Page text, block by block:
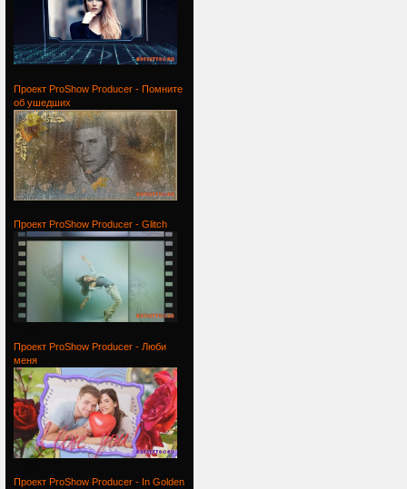
Проект ProShow Producer - Помните
об ушедших
Проект ProShow Producer - Glitch
Проект ProShow Producer - Люби
меня
Проект ProShow Producer - In Golden